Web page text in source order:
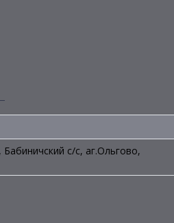
с/с, аг.Ольгово,